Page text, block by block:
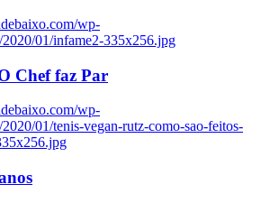
wp-
2020/01/infame2-335x256.jpg
Chef faz Par
wp-
01/tenis-vegan-rutz-como-sao-feitos-